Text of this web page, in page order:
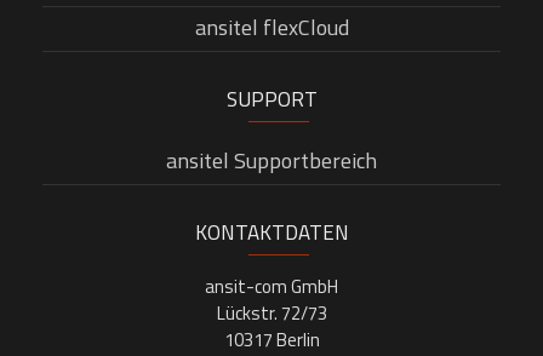
ansitel flexCloud
SUPPORT
ansitel Supportbereich
KONTAKTDATEN
ansit-com GmbH
Lückstr. 72/73
10317 Berlin